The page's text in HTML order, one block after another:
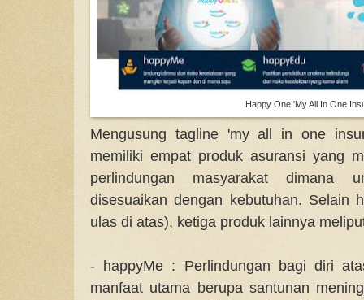
Happy One 'My All In One
Mengusung tagline 'my all in one
memiliki empat produk asuransi yang
perlindungan masyarakat dimana
disesuaikan dengan kebutuhan. Selain
ulas di atas), ketiga produk lainnya
- happyMe : Perlindungan bagi diri
manfaat utama berupa santunan